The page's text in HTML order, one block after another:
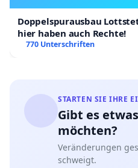
Doppelspurausbau
hier haben auch Rechte!
770 Unterschriften
STARTEN SIE IHRE
Gibt es
möchten?
Veränderungen
schweigt.